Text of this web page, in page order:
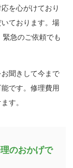
を心がけており
ております。場
急のご依頼でも
聞きして今まで
です。修理費用
す。
のおかげで